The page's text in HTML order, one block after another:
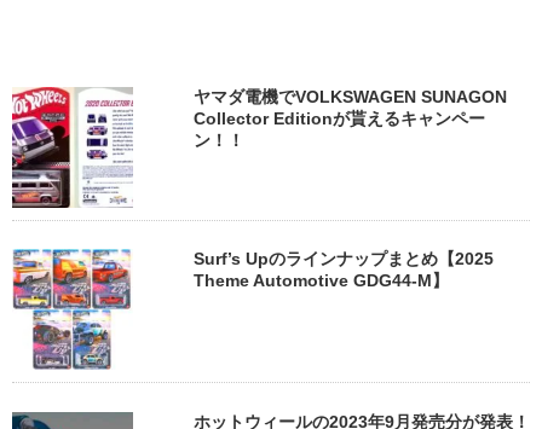
ヤマダ電機でVOLKSWAGEN SUNAGON
Collector Editionが貰えるキャンペー
ン！！
Surf’s Upのラインナップまとめ【2025
Theme Automotive GDG44-M】
ホットウィールの2023年9月発売分が発表！